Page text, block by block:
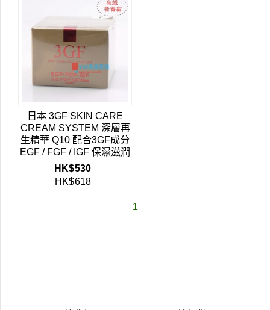
語言
日本 3GF SKIN CARE
CREAM SYSTEM 深層再
生精華 Q10 配合3GF成分
EGF / FGF / IGF 保濕滋潤
除皺修復疤痕 50g 深層再
生乳霜
HK$530
HK$618
1